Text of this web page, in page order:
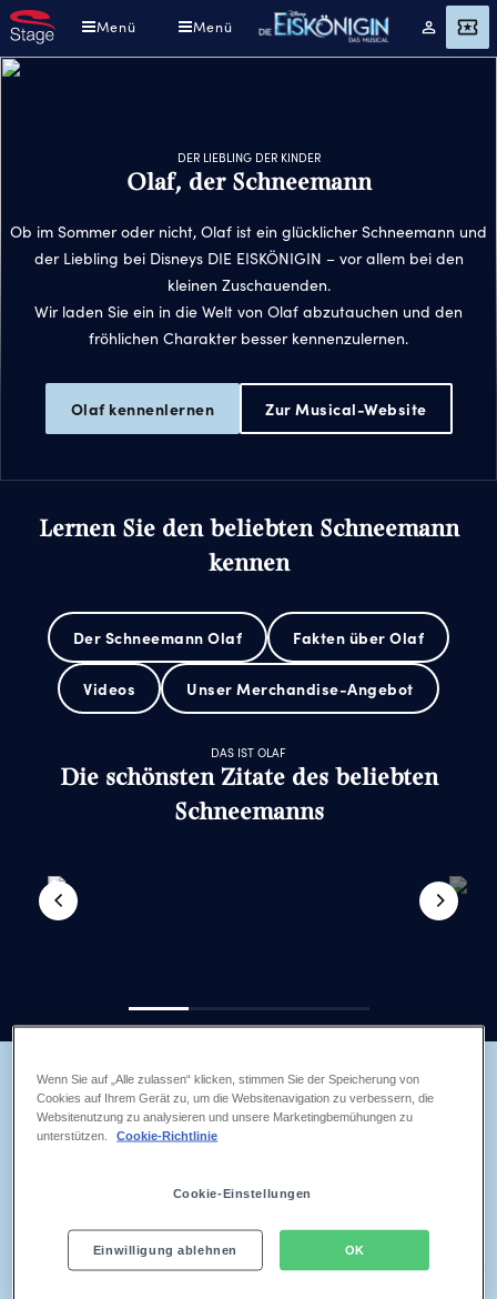
Direkt
zum
Inhalt
Menü Menü
Mein
Konto
Angebot
DER LIEBLING DER KINDER
Olaf, der Schneemann
Ob im Sommer oder nicht, Olaf ist ein glücklicher Schneemann und
der Liebling bei Disneys DIE EISKÖNIGIN – vor allem bei den
kleinen Zuschauenden.
Wir laden Sie ein in die Welt von Olaf abzutauchen und den
fröhlichen Charakter besser kennenzulernen.
Olaf kennenlernen Zur Musical-Website
Lernen Sie den beliebten Schneemann
kennen
Der Schneemann Olaf Fakten über Olaf
Videos Unser Merchandise-Angebot
DAS IST OLAF
Die schönsten Zitate des beliebten
Schneemanns
5 FAKTEN ZU UNSEREM SCHNEEMANN OLAF
Lernen Sie Olaf noch besser kennen
Unsere Olaf-Puppe wiegt rund
Kurz vor seinem Einsatz in Stuttgart gönnte Olaf sich einen kleinen
Wenn Sie auf „Alle zulassen“ klicken, stimmen Sie der Speicherung von
Cookies auf Ihrem Gerät zu, um die Websitenavigation zu verbessern, die
Websitenutzung zu analysieren und unsere Marketingbemühungen zu
unterstützen.
Cookie-Richtlinie
Cookie-Einstellungen
Einwilligung ablehnen OK